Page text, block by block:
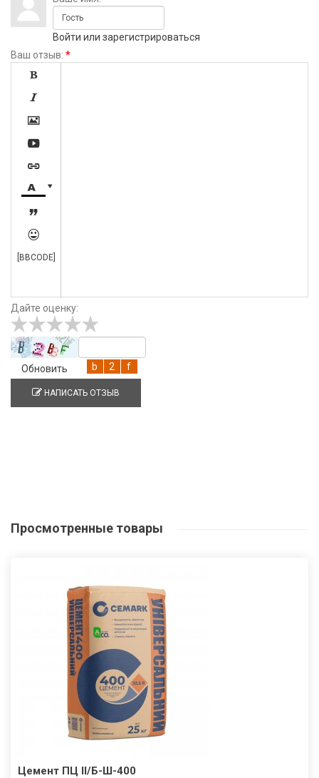
Войти или зарегистрироваться
Ваш отзыв: *









[BBCODE]
Дайте оценку:
Обновить
НАПИСАТЬ ОТЗЫВ
Просмотренные товары
Цемент ПЦ ІІ/Б-Ш-400